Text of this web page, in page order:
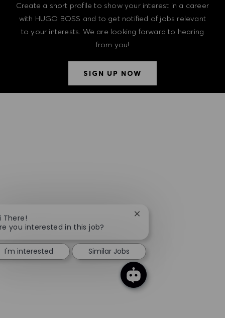
Create a short profile to show your interest in a career
with HUGO BOSS and to get notified of jobs relevant
to your interests. We are looking forward to hearing
from you!
SIGN UP NOW
There!
you interested in this job?
Close chatbot
I'm interested Similar Jobs